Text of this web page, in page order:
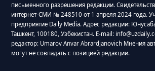
письменного разрешения редакции.
интернет-СМИ № 248510 от 1 апреля 2024 года.
предприятие Daily Media. Адрес редакции:
Ташкент, 100180, Узбекистан. E-mail:
редактор: Umarov Anvar Abrardjanovich Мнения
могут не совпадать с позицией редакции.